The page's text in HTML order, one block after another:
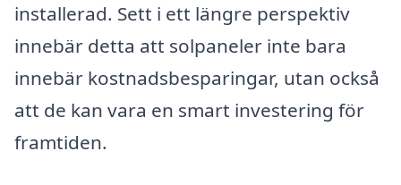
installerad. Sett i ett längre perspektiv
innebär detta att solpaneler inte bara
innebär kostnadsbesparingar, utan också
att de kan vara en smart investering för
framtiden.